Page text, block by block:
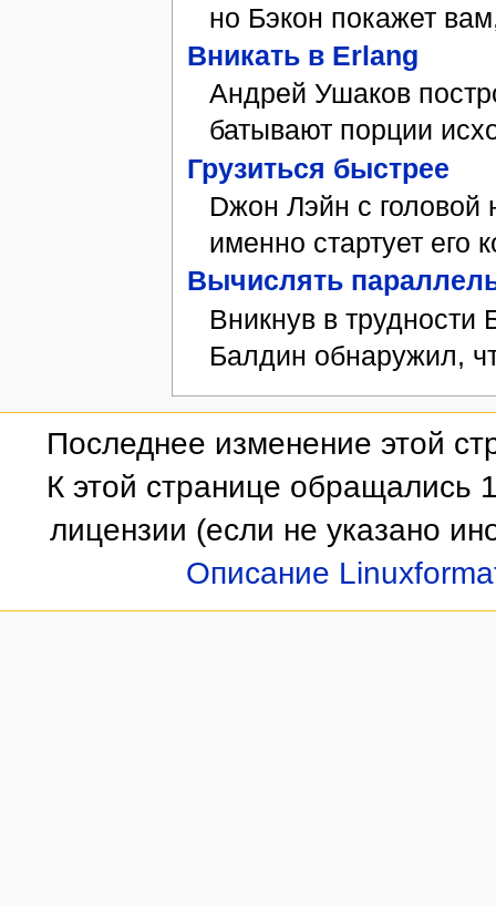
но Бэ­кон по­ка­жет
Вникать в Erlang
Ан­д­рей Уша­ков
ба­ты­ва­ют пор­ции
Гру­зить­ся бы­ст­рее
Dжон Лэйн с го­ло­вой
имен­но стар­ту­ет его
Вы­чис­лять
Вник­нув в труд­но­сти
Бал­дин об­на­ру­жил,
Последнее изменение этой
К этой странице обращались
лицензии (если не указано
Описание